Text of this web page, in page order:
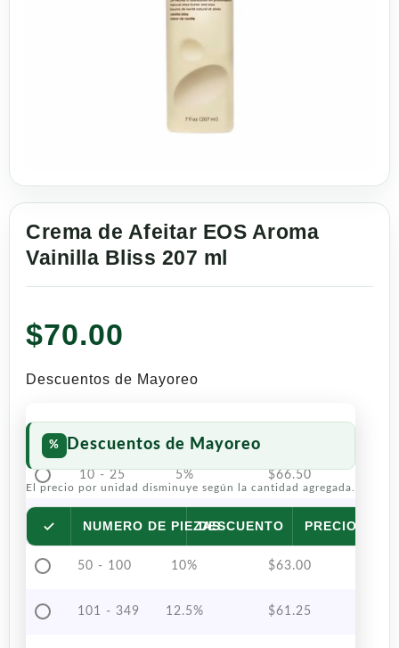
Crema de Afeitar EOS Aroma
Vainilla Bliss 207 ml
$70.00
Descuentos de Mayoreo
Descuentos de Mayoreo
El precio por unidad disminuye según la cantidad agregada.
NUMERO DE PIEZASDESCUENTO PRECIO POR
10 - 25 5% $66.50
26 - 49 7.5% $64.75
50 - 100 10% $63.00
101 - 349 12.5% $61.25